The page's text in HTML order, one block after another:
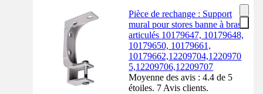
Pièce de rechange : Support
mural pour stores banne à bras
articulés 10179647, 10179648,
10179650, 10179661,
10179662,12209704,1220970
5,12209706,12209707
Moyenne des avis : 4.4 de 5
étoiles. 7 Avis clients.